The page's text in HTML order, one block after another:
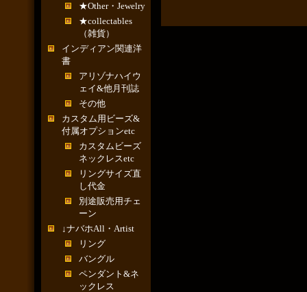
★Other・Jewelry
★collectables
（雑貨）
インディアン関連洋
書
アリゾナハイウ
ェイ&他月刊誌
その他
カスタム用ビーズ&
付属オプションetc
カスタムビーズ
ネックレスetc
リングサイズ直
し代金
別途販売用チェ
ーン
↓ナバホAll・Artist
リング
バングル
ペンダント&ネ
ックレス